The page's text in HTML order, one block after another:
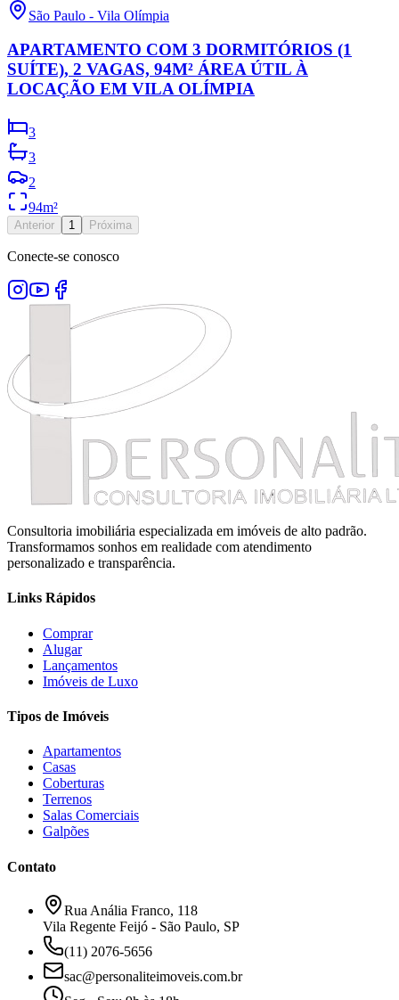
São Paulo - Vila Olímpia
APARTAMENTO COM 3 DORMITÓRIOS (1
SUÍTE), 2 VAGAS, 94M² ÁREA ÚTIL À
LOCAÇÃO EM VILA OLÍMPIA
3
3
2
94m²
Anterior 1 Próxima
Conecte-se conosco
Consultoria imobiliária especializada em imóveis de alto padrão.
Transformamos sonhos em realidade com atendimento
personalizado e transparência.
Links Rápidos
Comprar
Alugar
Lançamentos
Imóveis de Luxo
Tipos de Imóveis
Apartamentos
Casas
Coberturas
Terrenos
Salas Comerciais
Galpões
Contato
Rua Anália Franco, 118
Vila Regente Feijó - São Paulo, SP
(11) 2076-5656
sac@personaliteimoveis.com.br